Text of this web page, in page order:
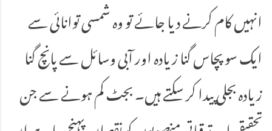
انہیں کام کرنے دیا جائے تو وہ شمسی توانائی سے
ایک سو پچاس گنا زیادہ اور آبی وسائل سے پانچ گنا
زیادہ بجلی پیدا کر سکتے ہیں۔ بجٹ کم ہونے سے جن